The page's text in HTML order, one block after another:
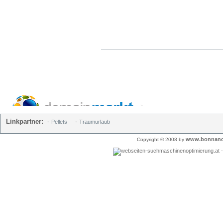
Linkpartner: - Pellets - Traumurlaub
Copyright © 2008 by